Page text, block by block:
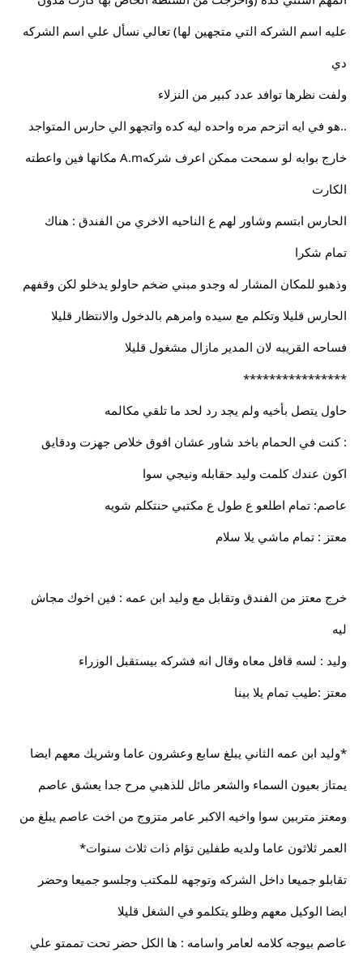
عليه اسم الشركه التي متجهين لها) تعالي نسأل علي اسم الشركه
دي
ولفت نظرها توافد عدد كبير من النزلاء
..هو في ايه اتزحم مره واحده ليه كده واتجهو الي حارس المتواجد
خارج بوابه لو سمحت ممكن اعرف شركهA.m مكانها فين واعطته
الكارت
الحارس ابتسم وشاور لهم ع الناحيه الاخري من الفندق : هناك
تمام شكرا
وذهبو للمكان المشار له وجدو مبني ضخم حاولو يدخلو لكن وقفهم
الحارس قليلا وتكلم مع سيده وامرهم بالدخول والانتظار قليلا
فساحه القريبه لان المدير مازال مشغول قليلا
****************
حاول يتصل بأخيه ولم يجد رد لحد ما تلقي مكالمه
: كنت في الحمام باخد شاور عشان افوق خلاص جهزت ودقايق
اكون عندك كلمت وليد حقابله ونيجي سوا
عاصم: تمام اطلعو ع طول ع مكتبي حنتكلم شويه
معتز : تمام ماشي يلا سلام
خرج معتز من الفندق وتقابل مع وليد ابن عمه : فين اخوك مجاش
ليه
وليد : لسه قافل معاه وقال انه فشركه بيستقبل الوزراء
معتز :طيب تمام يلا بينا
*وليد ابن عمه الثاني يبلغ سابع وعشرون عاما وشريك معهم ايضا
يمتاز بعيون السماء والشعر مائل للذهبي مرح جدا يعشق عاصم
ومعتز متربين سوا واخيه الاكبر عامر متزوج من اخت عاصم يبلغ من
العمر ثلاثون عاما ولديه طفلين تؤام ذات ثلاث سنوات*
تقابلو جميعا داخل الشركه وتوجهه للمكتب وجلسو جميعا وحضر
ايضا الوكيل معهم وظلو يتكلمو في الشغل قليلا
عاصم بيوجه كلامه لعامر واسامه : ها الكل حضر تحت تممتو علي